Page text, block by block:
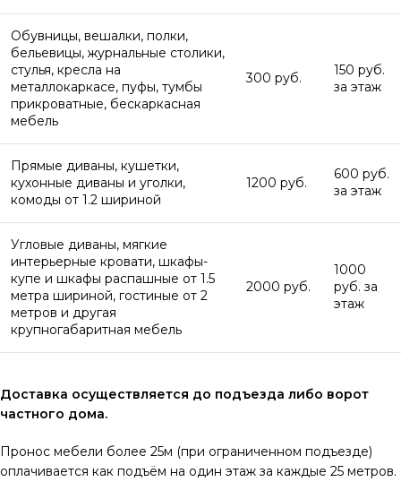
Обувницы, вешалки, полки,
бельевицы, журнальные столики,
стулья, кресла на
металлокаркасе, пуфы, тумбы
прикроватные, бескаркасная
мебель
300 руб.
150 руб.
за этаж
Прямые диваны, кушетки,
кухонные диваны и уголки,
комоды от 1.2 шириной
1200 руб.
600 руб.
за этаж
Угловые диваны, мягкие
интерьерные кровати, шкафы-
купе и шкафы распашные от 1.5
метра шириной, гостиные от 2
метров и другая
крупногабаритная мебель
2000 руб.
1000
руб. за
этаж
Доставка осуществляется до подъезда либо ворот
частного дома.
Пронос мебели более 25м (при ограниченном подъезде)
оплачивается как подъём на один этаж за каждые 25 метров.